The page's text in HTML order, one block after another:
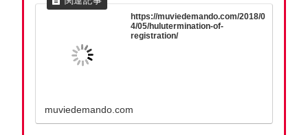
https://muviedemando.com/2018/0
4/05/hulutermination-of-
registration/
muviedemando.com